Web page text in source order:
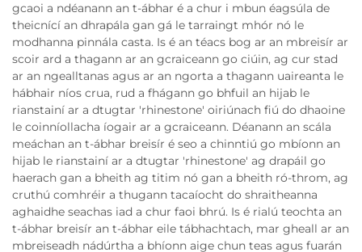
gcaoi a ndéanann an t-ábhar é a chur i mbun éagsúla de
theicnící an dhrapála gan gá le tarraingt mhór nó le
modhanna pinnála casta. Is é an téacs bog ar an mbreisír ar
scoir ard a thagann ar an gcraiceann go ciúin, ag cur stad
ar an ngealltanas agus ar an ngorta a thagann uaireanta le
hábhair níos crua, rud a fhágann go bhfuil an hijab le
rianstainí ar a dtugtar 'rhinestone' oiriúnach fiú do dhaoine
le coinníollacha íogair ar a gcraiceann. Déanann an scála
meáchan an t-ábhar breisír é seo a chinntiú go mbíonn an
hijab le rianstainí ar a dtugtar 'rhinestone' ag drapáil go
haerach gan a bheith ag titim nó gan a bheith ró-throm, ag
cruthú comhréir a thugann tacaíocht do shraitheanna
aghaidhe seachas iad a chur faoi bhrú. Is é rialú teochta an
t-ábhar breisír an t-ábhar eile tábhachtach, mar gheall ar an
mbreiseadh nádúrtha a bhíonn aige chun teas agus fuarán